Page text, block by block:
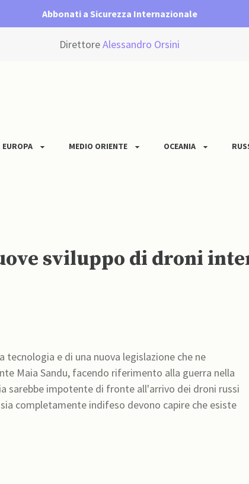
Abbonati a Sicurezza Internazionale
DirettoreAlessandro Orsini
EUROPA MEDIO ORIENTE OCEANIA
sviluppo di droni
e di una nuova legislazione che ne
Maia Sandu, facendo riferimento alla guerra nella
sarebbe impotente di fronte all'arrivo dei droni russi
completamente indifeso devono capire che esiste